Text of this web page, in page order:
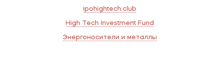
ipohightech.club
High Tech Investment Fund
Энергоносители и металлы